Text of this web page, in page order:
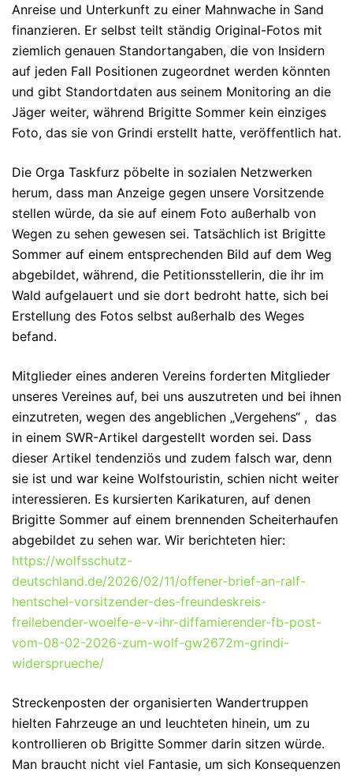
Anreise und Unterkunft zu einer Mahnwache in Sand
finanzieren. Er selbst teilt ständig Original-Fotos mit
ziemlich genauen Standortangaben, die von Insidern
auf jeden Fall Positionen zugeordnet werden könnten
und gibt Standortdaten aus seinem Monitoring an die
Jäger weiter, während Brigitte Sommer kein einziges
Foto, das sie von Grindi erstellt hatte, veröffentlich hat.
Die Orga Taskfurz pöbelte in sozialen Netzwerken
herum, dass man Anzeige gegen unsere Vorsitzende
stellen würde, da sie auf einem Foto außerhalb von
Wegen zu sehen gewesen sei. Tatsächlich ist Brigitte
Sommer auf einem entsprechenden Bild auf dem Weg
abgebildet, während, die Petitionsstellerin, die ihr im
Wald aufgelauert und sie dort bedroht hatte, sich bei
Erstellung des Fotos selbst außerhalb des Weges
befand.
Mitglieder eines anderen Vereins forderten Mitglieder
unseres Vereines auf, bei uns auszutreten und bei ihnen
einzutreten, wegen des angeblichen „Vergehens“ , das
in einem SWR-Artikel dargestellt worden sei. Dass
dieser Artikel tendenziös und zudem falsch war, denn
sie ist und war keine Wolfstouristin, schien nicht weiter
interessieren. Es kursierten Karikaturen, auf denen
Brigitte Sommer auf einem brennenden Scheiterhaufen
abgebildet zu sehen war. Wir berichteten hier:
https://wolfsschutz-
deutschland.de/2026/02/11/offener-brief-an-ralf-
hentschel-vorsitzender-des-freundeskreis-
freilebender-woelfe-e-v-ihr-diffamierender-fb-post-
vom-08-02-2026-zum-wolf-gw2672m-grindi-
widersprueche/
Streckenposten der organisierten Wandertruppen
hielten Fahrzeuge an und leuchteten hinein, um zu
kontrollieren ob Brigitte Sommer darin sitzen würde.
Man braucht nicht viel Fantasie, um sich Konsequenzen